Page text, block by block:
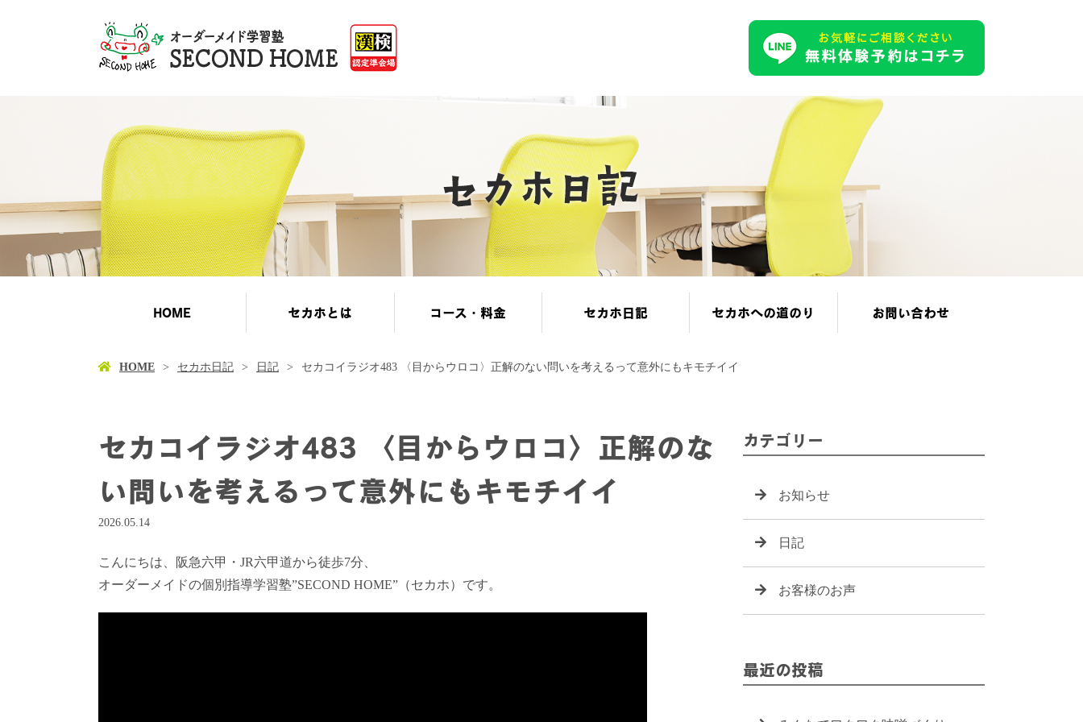
HOME セカホとは コース・料金 セカホ日記 セカホへの道のり お問い合わせ
HOME セカホ日記 日記 セカコイラジオ483 〈目からウロコ〉正解のない問いを考えるって意外にもキモチイイ
セカコイラジオ483 〈目からウロコ〉正解のな
い問いを考えるって意外にもキモチイイ
2026.05.14
こんにちは、阪急六甲・JR六甲道から徒歩7分、
オーダーメイドの個別指導学習塾”SECOND HOME”（セカホ）です。
カテゴリー
お知らせ
日記
お客様のお声
最近の投稿